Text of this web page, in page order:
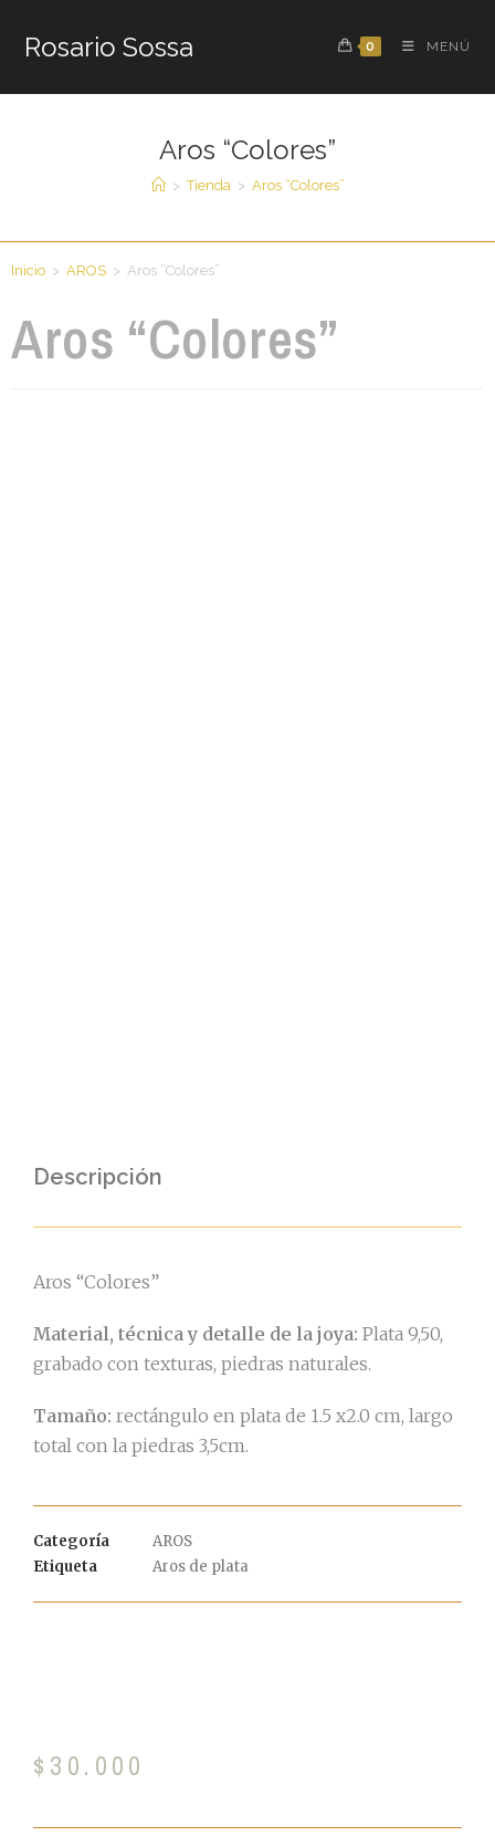
Rosario Sossa 0 MENÚ
Aros “Colores”
> Tienda > Aros “Colores”
Inicio > AROS > Aros “Colores”
Aros “Colores”
Descripción
Aros “Colores”
Material, técnica y detalle de la joya: Plata 9,50,
grabado con texturas, piedras naturales.
Tamaño: rectángulo en plata de 1.5 x2.0 cm, largo
total con la piedras 3,5cm.
Categoría
AROS
Etiqueta
Aros de plata
$ 30.000